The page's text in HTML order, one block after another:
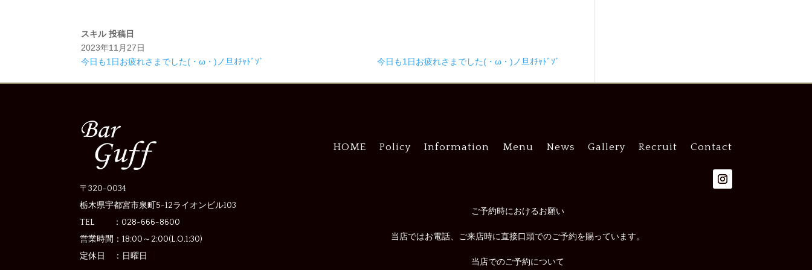
スキル 投稿日
2023年11月27日
今日も1日お疲れさまでした(・ω・)ノ旦ｵﾁｬﾄﾞｿﾞ
今日も1日お疲れさまでした(・ω・)ノ旦ｵﾁｬﾄﾞｿﾞ
〒320-0034
栃木県宇都宮市泉町5-12ライオンビル103
TEL ：028-666-8600
営業時間： 18:00～2:00(L.O.1:30)
定休日 ： 日曜日
HOME Policy Information Menu News Gallery Recruit Contact
ご予約時におけるお願い
当店ではお電話、ご来店時に直接口頭でのご予約を賜っています。
当店でのご予約について